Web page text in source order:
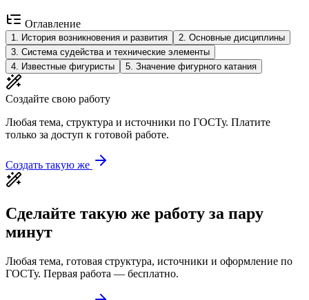
Оглавление
1 История возникновения и развития 2 Основные дисциплины
3 Система судейства и технические элементы
4
Известные фигуристы 5 Значение фигурного катания
Создайте свою работу
Любая тема, структура и источники по ГОСТу. Платите
только за доступ к готовой работе.
Создать такую же
Сделайте такую же работу за пару
минут
Любая тема, готовая структура, источники и оформление по
ГОСТу. Первая работа — бесплатно.